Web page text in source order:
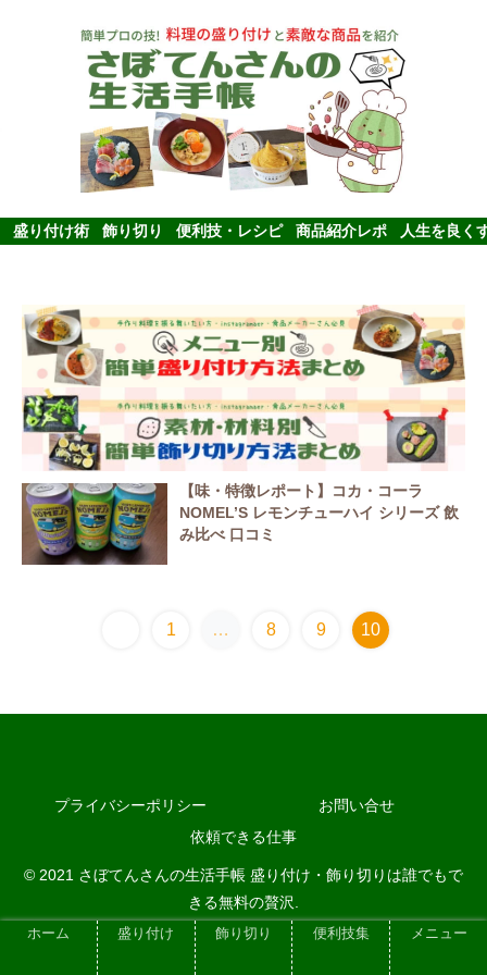
盛り付け術 飾り切り 便利技・レシピ 商品紹介レポ 人生を良く
【味・特徴レポート】コカ・コーラ
NOMEL’S レモンチューハイ シリーズ 飲
み比べ 口コミ
1 … 8 9 10
プライバシーポリシー
お問い合せ
依頼できる仕事
© 2021 さぼてんさんの生活手帳 盛り付け・飾り切りは誰でもで
きる無料の贅沢.
ホーム 盛り付け 飾り切り 便利技集 メニュー